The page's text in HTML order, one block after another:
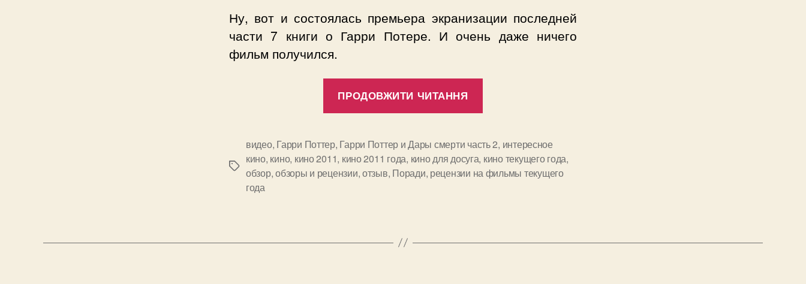
Ну, вот и состоялась премьера экранизации последней
части 7 книги о Гарри Потере. И очень даже ничего
фильм получился.
ПРОДОВЖИТИ ЧИТАННЯ
Поттер
и
Дары
Позначки
видео, Гарри Поттер, Гарри Поттер и Дары смерти часть 2, интересное
кино, кино, кино 2011, кино 2011 года, кино для досуга, кино текущего года,
обзор,обзоры и рецензии,отзыв, Поради, рецензии на фильмы текущего
года